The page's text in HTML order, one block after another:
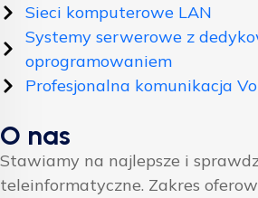
Sieci komputerowe LAN
Systemy serwerowe z
oprogramowaniem
Profesjonalna komunikacja
O nas
Stawiamy na najlepsze i
teleinformatyczne. Zakres